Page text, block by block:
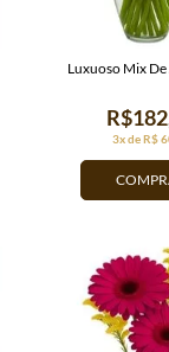
3x de R$
Luxuoso Mix